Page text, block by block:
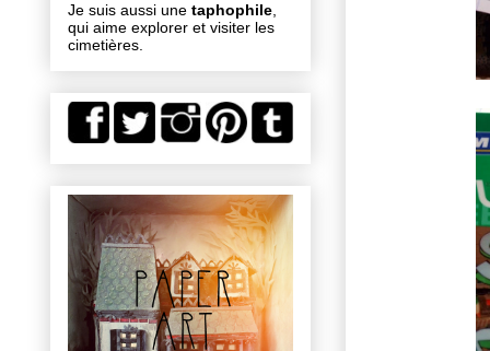
Je suis aussi une taphophile
qui aime explorer et visiter les
cimetières.